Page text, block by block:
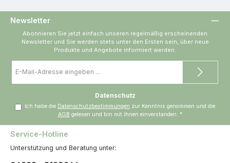
Newsletter
Abonnieren Sie jetzt einfach unseren regelmäßig erscheinenden
Newsletter und Sie werden stets unter den Ersten sein, über neue
Produkte und Angebote informiert werden.
Mail-
Datenschutz
Ich habe die Datenschutzbestimmungen
zur Kenntnis genommen und die
AGB gelesen und bin mit ihnen einverstanden. *
Service-Hotline
Unterstützung und Beratung unter: